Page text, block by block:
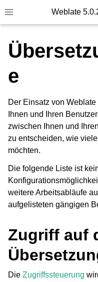
Toggle site navigation
Weblate
e
Der Einsatz von
Ihnen und Ihren
zwischen Ihnen und
zu entscheiden, wie
möchten.
Die folgende Liste ist
weitere Arbeitsabläufe
aufgelisteten gängigen
Zugriff auf
Die Zugriffssteuerung